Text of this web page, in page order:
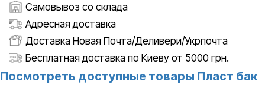
Самовывоз со склада
Адресная доставка
Доставка Новая Почта/Деливери/Укрпочта
Бесплатная доставка по Киеву от 5000 грн.
Посмотреть доступные товары Пласт бак